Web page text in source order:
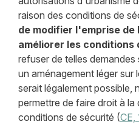
raison des conditions de
de modifier l'emprise de
améliorer les conditions
refuser de telles
un aménagement léger sur
serait légalement possible,
permettre de faire droit à
conditions de sécurité (CE,